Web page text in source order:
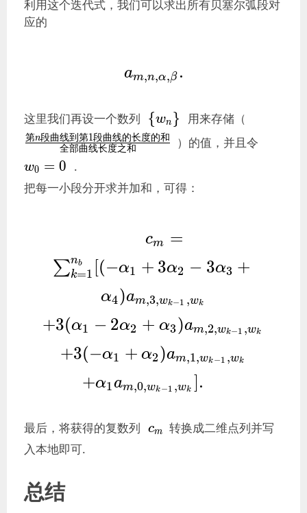
I_0 = \frac{i}
im\alpha}).
利用这个迭代式，我们可以求出所有贝塞尔弧段对
应的
a_{m,n,\alpha,\beta}
am,n,α,β .
这里我们再设一个数列 \left\{
w_n
\right\}
{wn } 用来存储（
到第1段
全部曲线长度之和
第n段曲线到第1段曲线的长度的和 ）的值，并且令
w0 = 0 .
把每一小段分开求并加和，可得：
cm =
∑k=1
nb [(−α1 + 3α2 − 3α3 +
α4)am,3,wk−1 ,wk
+3(α1 − 2α2 + α3)am,2,wk−1 ,wk
+3(−α1 + α2)am,1,wk−1 ,wk
+α1am,0,wk−1 ,wk ] .
最后，将获得的复数列 c_m
cm
转换成二维点列并写
入本地即可.
总结